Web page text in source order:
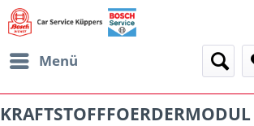
Menü
KRAFTSTOFFFOERDERMODUL